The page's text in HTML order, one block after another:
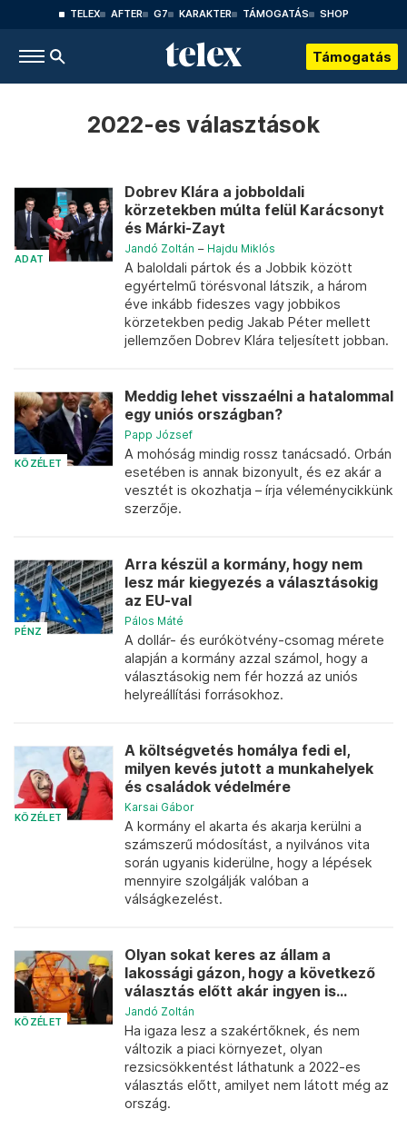
TELEX AFTER G7 KARAKTER TÁMOGATÁS SHOP
Támogatás
2022-es választások
ADAT
Dobrev Klára a jobboldali
körzetekben múlta felül Karácsonyt
és Márki-Zayt
Jandó Zoltán – Hajdu Miklós
A baloldali pártok és a Jobbik között
egyértelmű törésvonal látszik, a három
éve inkább fideszes vagy jobbikos
körzetekben pedig Jakab Péter mellett
jellemzően Dobrev Klára teljesített jobban.
KÖZÉLET
Meddig lehet visszaélni a hatalommal
egy uniós országban?
Papp József
A mohóság mindig rossz tanácsadó. Orbán
esetében is annak bizonyult, és ez akár a
vesztét is okozhatja – írja véleménycikkünk
szerzője.
PÉNZ
Arra készül a kormány, hogy nem
lesz már kiegyezés a választásokig
az EU-val
Pálos Máté
A dollár- és eurókötvény-csomag mérete
alapján a kormány azzal számol, hogy a
választásokig nem fér hozzá az uniós
helyreállítási forrásokhoz.
KÖZÉLET
A költségvetés homálya fedi el,
milyen kevés jutott a munkahelyek
és családok védelmére
Karsai Gábor
A kormány el akarta és akarja kerülni a
számszerű módosítást, a nyilvános vita
során ugyanis kiderülne, hogy a lépések
mennyire szolgálják valóban a
válságkezelést.
KÖZÉLET
Olyan sokat keres az állam a
lakossági gázon, hogy a következő
választás előtt akár ingyen is...
Jandó Zoltán
Ha igaza lesz a szakértőknek, és nem
változik a piaci környezet, olyan
rezsicsökkentést láthatunk a 2022-es
választás előtt, amilyet nem látott még az
ország.